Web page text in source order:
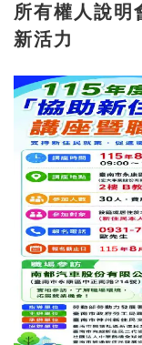
所有權人說
新活力